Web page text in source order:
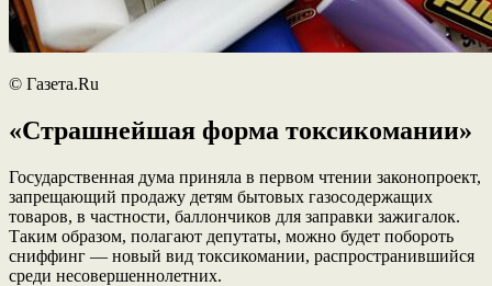
© Газета.Ru
«Страшнейшая форма токсикомании»
Государственная дума приняла в первом чтении законопроект,
запрещающий продажу детям бытовых газосодержащих
товаров, в частности, баллончиков для заправки зажигалок.
Таким образом, полагают депутаты, можно будет побороть
сниффинг — новый вид токсикомании, распространившийся
среди несовершеннолетних.